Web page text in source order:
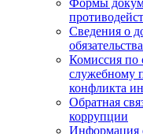
Формы
Сведения о
Комиссия по
служебному
конфликта
Обратная
коррупции
Информация